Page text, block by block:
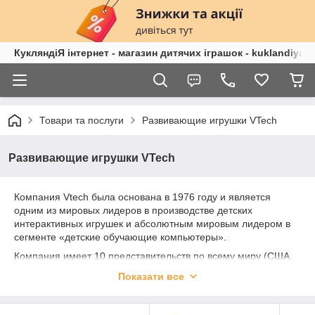
КукляндіЯ інтернет - магазин дитячих іграшок -
Товари та послуги Развивающие игрушки VTech
Развивающие игрушки VTech
Компания Vtech была основана в 1976 году и является
одним из мировых лидеров в производстве детских
интерактивных игрушек и абсолютным мировым лидером в
сегменте «детские обучающие компьютеры».
Компания имеет 10 представительств по всему миру (США,
Нидерланды) и вся продукция под ТМ «Vtech» представлена
Показати все